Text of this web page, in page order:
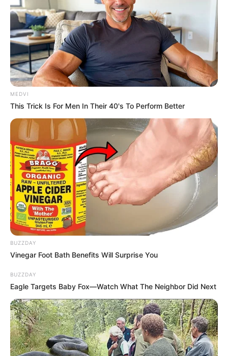
MEDVI
This Trick Is For Men In Their 40's To Perform Better
BUZZDAY
Vinegar Foot Bath Benefits Will Surprise You
BUZZDAY
Eagle Targets Baby Fox—Watch What The Neighbor Did Next